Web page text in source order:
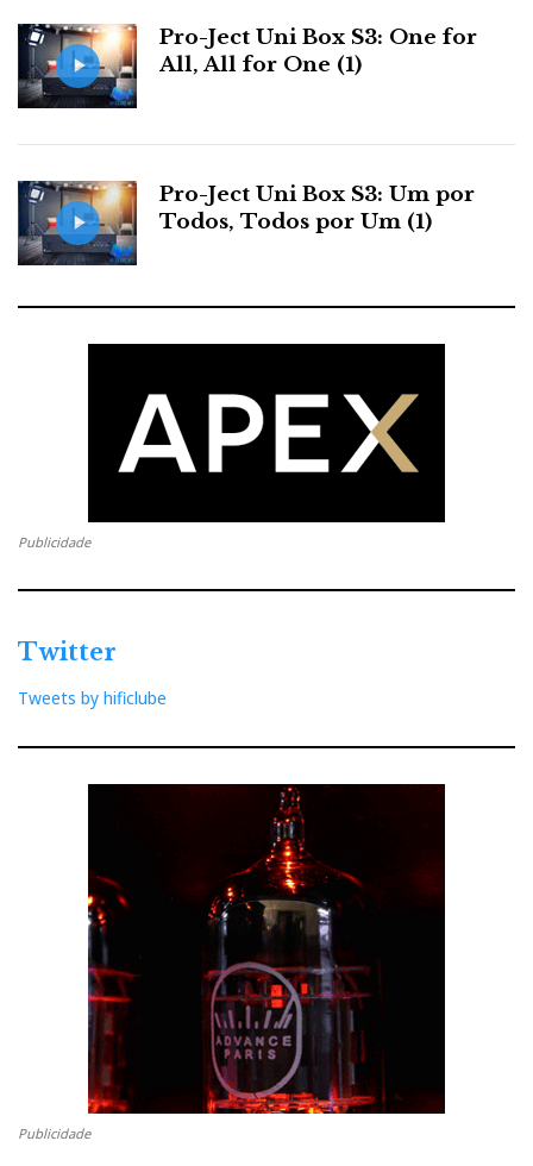
Pro-Ject Uni Box S3: One for
All, All for One (1)
Pro-Ject Uni Box S3: Um por
Todos, Todos por Um (1)
Publicidade
Twitter
Tweets by hificlube
Publicidade